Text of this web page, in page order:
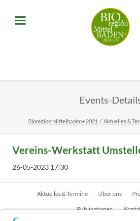
Events-
Bioregion Mittelbaden+ 2021 Aktuelles &
Vereins-Werkstatt
26-05-2023 17:30
Navigation
Aktuelles & Termine Über uns
Publikationen